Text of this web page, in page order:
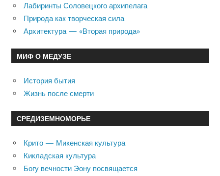
Лабиринты Соловецкого архипелага
Природа как творческая сила
Архитектура — «Вторая природа»
МИФ О МЕДУЗЕ
История бытия
Жизнь после смерти
СРЕДИЗЕМНОМОРЬЕ
Крито — Микенская культура
Кикладская культура
Богу вечности Эону посвящается